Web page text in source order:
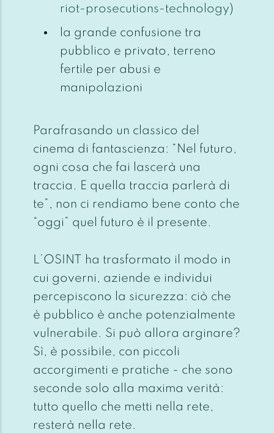
riot-prosecutions-technology )
la grande confusione tra
pubblico e privato, terreno
fertile per abusi e
manipolazioni
Parafrasando un classico del
cinema di fantascienza: “
Nel futuro,
ogni cosa che fai lascerà una
traccia. E quella traccia parlerà di
te ”, non ci rendiamo bene conto che
“oggi” quel futuro è il presente.
L’OSINT ha trasformato il modo in
cui governi, aziende e individui
percepiscono la sicurezza: ciò che
è pubblico è anche potenzialmente
vulnerabile. Si può allora arginare?
Sì, è possibile, con piccoli
accorgimenti e pratiche - che sono
seconde solo alla maxima verità:
tutto quello che metti nella rete,
resterà nella rete.